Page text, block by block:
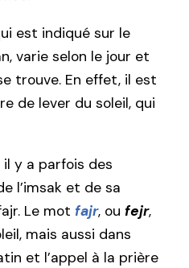
est indiqué sur le
varie selon le jour et
trouve. En effet, il est
de lever du soleil, qui
y a parfois des
l’imsak et de sa
Le mot fajr, ou fejr,
mais aussi dans
et l’appel à la prière